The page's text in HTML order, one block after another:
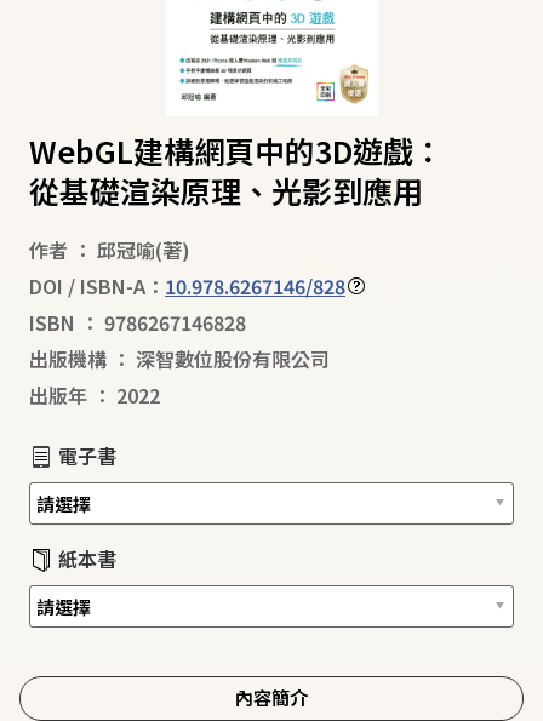
WebGL建構網頁中的3D遊戲：
從基礎渲染原理、光影到應用
作者 ： 邱冠喻(著)
DOI / ISBN-A： 10.978.6267146/828
ISBN ： 9786267146828
出版機構 ： 深智數位股份有限公司
出版年 ： 2022
電子書
紙本書
內容簡介